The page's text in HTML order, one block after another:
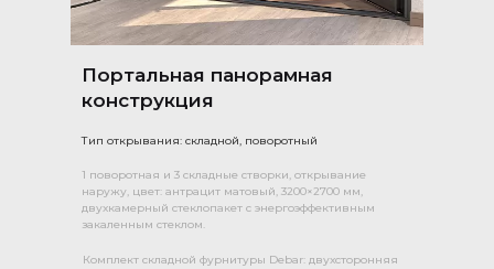
Портальная панорамная
конструкция
Тип открывания: складной, поворотный
1 поворотная и 3 складные створки, открывание
наружу, цвет: антрацит матовый, 3200×2700 мм,
двухкамерный стеклопакет с энергоэффективным
закаленным стеклом.
Комплект складной фурнитуры Debar: двухсторонняя